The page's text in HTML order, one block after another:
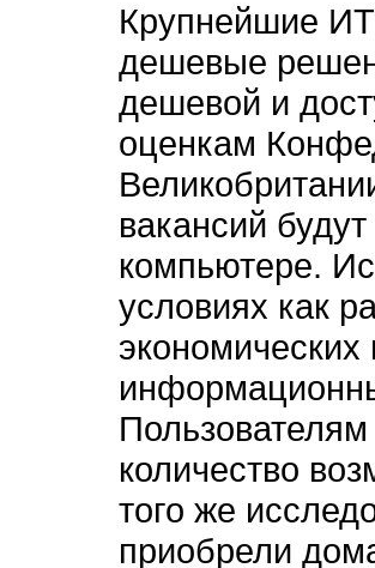
Крупнейшие
дешевые
дешевой и
оценкам
вакансий
компьютере.
условиях как
количество
того же
приобрели